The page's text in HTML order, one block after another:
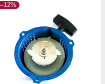
–12%